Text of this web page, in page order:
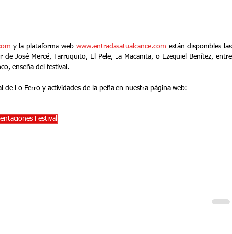
y la plataforma web www.entradasatualcance.com están disponibles las
de José Mercé, Farruquito, El Pele, La Macanita, o Ezequiel Benítez, entre
enseña del festival.
de Lo Ferro y actividades de la peña en nuestra página web:
Festival